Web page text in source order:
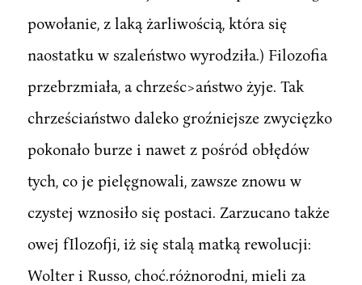
powołanie, z laką żarliwością, która się
naostatku w szaleństwo wyrodziła.) Filozofia
przebrzmiała, a chrześc>aństwo żyje. Tak
chrześciaństwo daleko groźniejsze zwycięzko
pokonało burze i nawet z pośród obłędów
tych, co je pielęgnowali, zawsze znowu w
czystej wznosiło się postaci. Zarzucano także
owej fIlozofji, iż się stalą matką rewolucji:
Wolter i Russo, choć.różnorodni, mieli za